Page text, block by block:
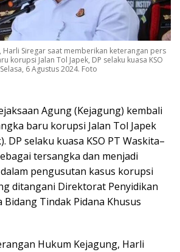
Harli Siregar saat memberikan keterangan pers
korupsi Jalan Tol Japek, DP selaku kuasa KSO
6 Agustus 2024. Foto
Agung (Kejagung) kembali
baru korupsi Jalan Tol Japek
DP selaku kuasa KSO PT Waskita–
tersangka dan menjadi
pengusutan kasus korupsi
ditangani Direktorat Penyidikan
Bidang Tindak Pidana Khusus
Hukum Kejagung, Harli